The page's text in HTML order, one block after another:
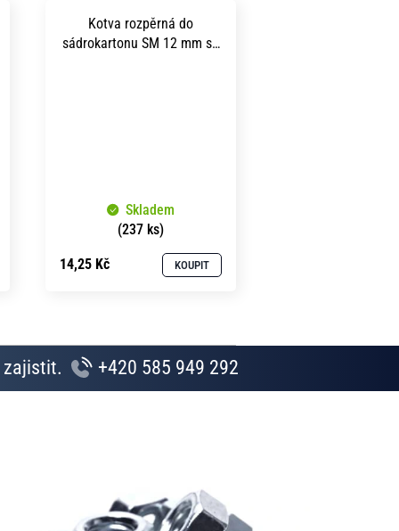
Kotva rozpěrná do
sádrokartonu SM 12 mm se
Skladem
(237 ks)
14,25 Kč KOUPIT
zajistit. +420 585 949 292